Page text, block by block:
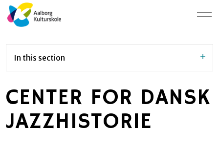
In this section
CENTER FOR DANSK
JAZZHISTORIE